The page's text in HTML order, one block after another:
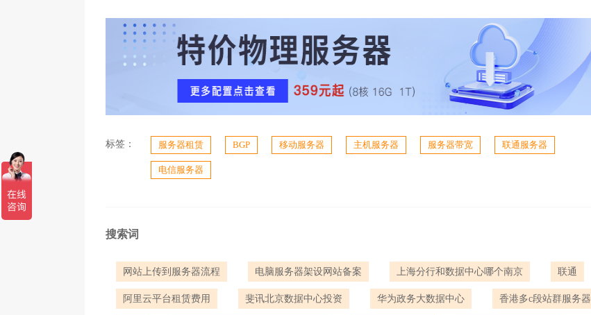
标签： 服务器租赁 BGP 移动服务器 主机服务器 服务器带宽 联通服务器
电信服务器
搜索词
网站上传到服务器流程 电脑服务器架设网站备案 上海分行和数据中心哪个南京 联通
阿里云平台租赁费用 斐讯北京数据中心投资 华为政务大数据中心 香港多c段站群服务器